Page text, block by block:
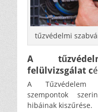
tűzvédelmi
A
felülvizsgálat c
A Tűzvédelem
szempontok
hibáinak kiszűrése.